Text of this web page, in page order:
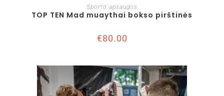
Į KREPŠELĮ
Sporto apsaugos
TOP TEN Mad muaythai bokso pirštinės
€80.00